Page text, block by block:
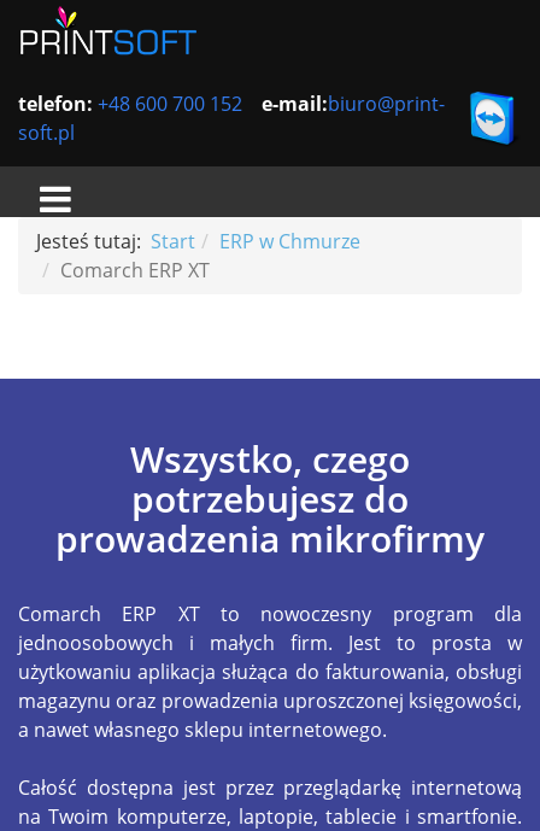
telefon: +48 600 700 152 e-mail:biuro@print-
soft.pl
Jesteś tutaj: Start
ERP w Chmurze
Comarch ERP XT
Wszystko, czego
potrzebujesz do
prowadzenia mikrofirmy
Comarch ERP XT to nowoczesny program dla
jednoosobowych i małych firm. Jest to prosta w
użytkowaniu aplikacja służąca do fakturowania, obsługi
magazynu oraz prowadzenia uproszczonej księgowości,
a nawet własnego sklepu internetowego.
Całość dostępna jest przez przeglądarkę internetową
na Twoim komputerze, laptopie, tablecie i smartfonie.